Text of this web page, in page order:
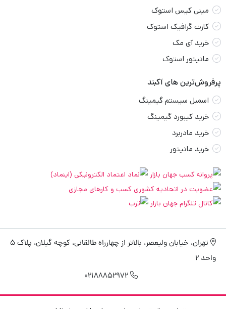
مینی کیس استوک
کارت گرافیک استوک
خرید آی مک
مانیتور استوک
پرفروش‌ترین های آکبند
اسمبل سیستم گیمینگ
خرید کیبورد گیمینگ
خرید مادربرد
خرید مانیتور
تهران، خیابان ولیعصر، بالاتر از چهارراه طالقانی، کوچه گیلان، پلاک 5
واحد 2
02188852972